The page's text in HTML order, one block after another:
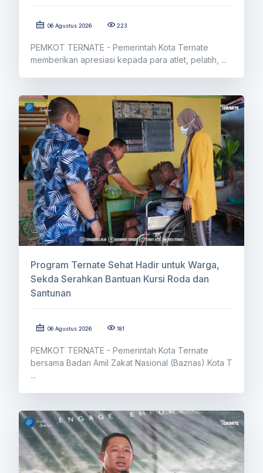
06 Agustus 2026 223
PEMKOT TERNATE - Pemerintah Kota Ternate
memberikan apresiasi kepada para atlet, pelatih, ...
Program Ternate Sehat Hadir untuk Warga,
Sekda Serahkan Bantuan Kursi Roda dan
Santunan
06 Agustus 2026 181
PEMKOT TERNATE - Pemerintah Kota Ternate
bersama Badan Amil Zakat Nasional (Baznas) Kota T
...